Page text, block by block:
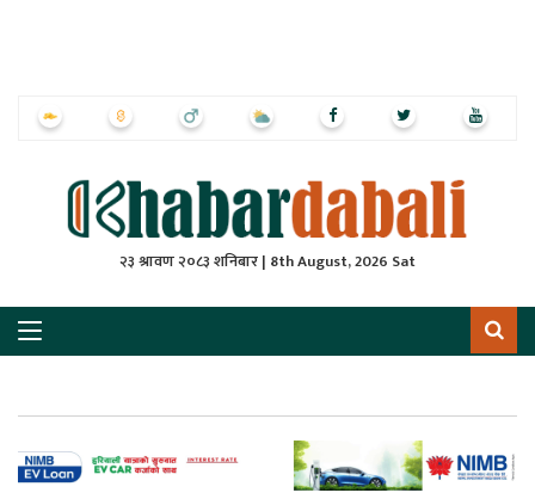
२३ श्रावण २०८३ शनिबार | 8th August, 2026 Sat